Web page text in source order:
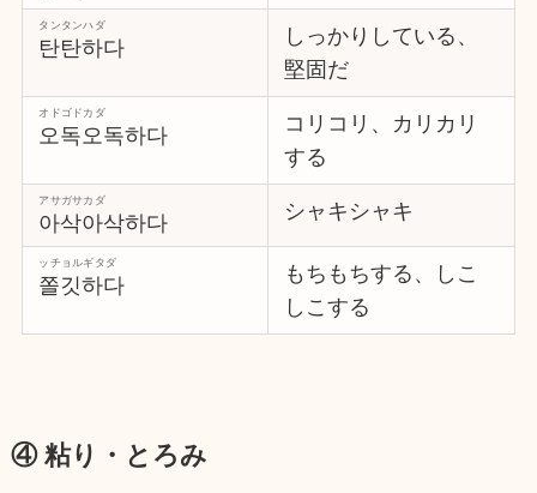
탄탄하다
タンタンハダ
しっかりしている、
堅固だ
오독오독하다
オドゴドカダ
コリコリ、カリカリ
する
아삭아삭하다
アサガサカダ シャキシャキ
쫄깃하다
ッチョルギタダ
もちもちする、しこ
しこする
④ 粘り・とろみ